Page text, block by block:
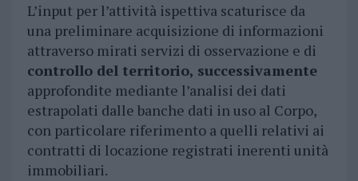
L’input per l’attività ispettiva scaturisce da
una preliminare acquisizione di informazioni
attraverso mirati servizi di osservazione e di
controllo del territorio, successivamente
approfondite mediante l’analisi dei dati
estrapolati dalle banche dati in uso al Corpo,
con particolare riferimento a quelli relativi ai
contratti di locazione registrati inerenti unità
immobiliari.